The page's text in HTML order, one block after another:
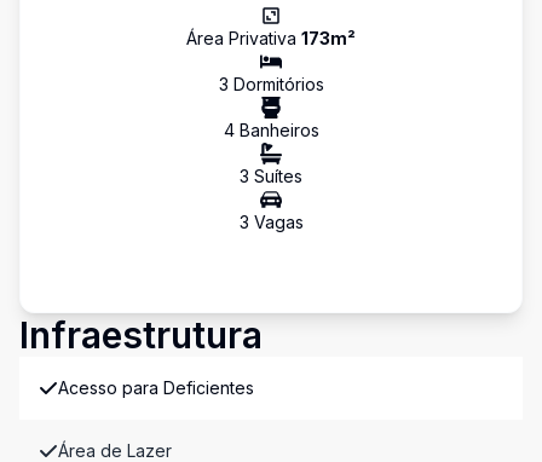
Área Privativa 173m²
3 Dormitórios
4Banheiros
3 Suítes
3 Vagas
Infraestrutura
Acesso para Deficientes
Área de Lazer